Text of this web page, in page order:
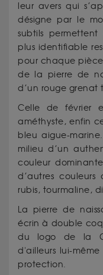
leur avers qui
désigne par le
subtils
plus identifiable
pour chaque
de la pierre de
d’un rouge grenat
Celle de février
améthyste, enfin
bleu aigue-
milieu d’un
couleur
d’autres couleurs
rubis, tourmaline,
La pierre de
écrin à double
du logo de la
d'ailleurs lui-
protection.